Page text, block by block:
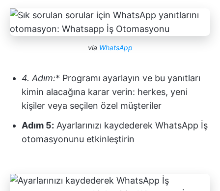
via WhatsApp
4. Adım:* Programı ayarlayın ve bu yanıtları
kimin alacağına karar verin: herkes, yeni
kişiler veya seçilen özel müşteriler
Adım 5: Ayarlarınızı kaydederek WhatsApp İş
otomasyonunu etkinleştirin